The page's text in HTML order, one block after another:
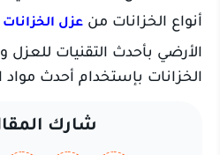
أنواع الخزانات من عزل
الأرضي بأحدث التقنيات للعزل
الخزانات بإستخدام أحدث مواد
شارك